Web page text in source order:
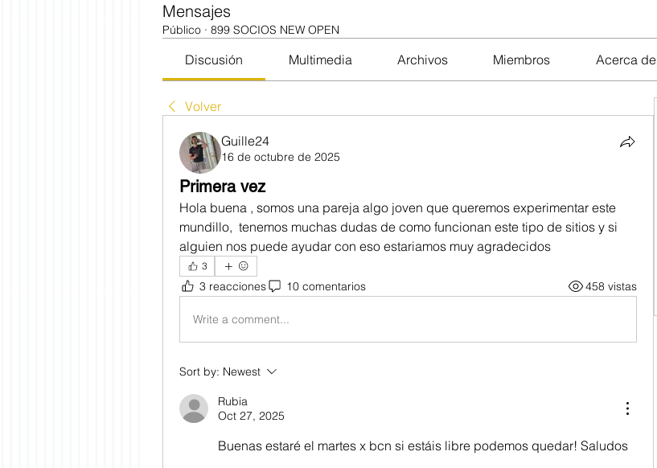
Mensajes
Público · 899 SOCIOS NEW OPEN
Discusión Multimedia Archivos Miembros Acerca de
Volver
Guille24
16 de octubre de 2025
Primera vez
Hola buena , somos una pareja algo joven que queremos experimentar este
mundillo,  tenemos muchas dudas de como funcionan este tipo de sitios y si
alguien nos puede ayudar con eso estariamos muy agradecidos
3
3 reacciones 10 comentarios 458 vistas
Write a comment...
Sort by: Newest
Rubia
Oct 27, 2025
Buenas estaré el martes x bcn si estáis libre podemos quedar! Saludos